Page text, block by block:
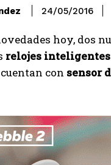
24/05/2016
hoy, dos
relojes inteligentes
con sensor